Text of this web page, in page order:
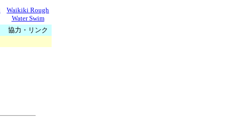
Waikiki Rough
Water Swim
協力・リンク